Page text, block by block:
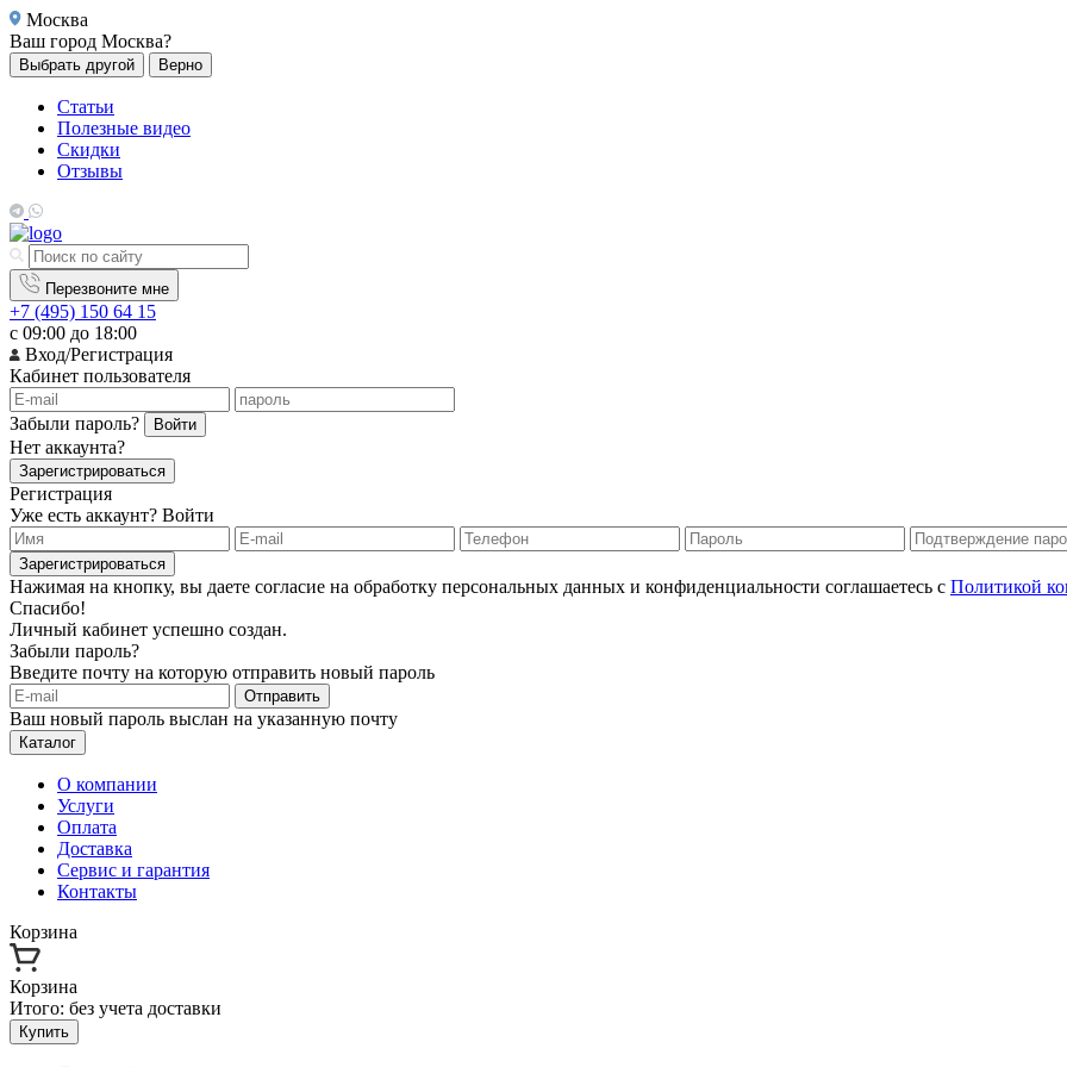
Москва
Ваш город Москва?
Выбрать другой Верно
Статьи
Полезные видео
Скидки
Отзывы
Перезвоните мне
+7 (495) 150 64 15
с 09:00 до 18:00
Вход/Регистрация
Кабинет пользователя
Забыли пароль? Войти
Нет аккаунта?
Зарегистрироваться
Регистрация
Уже есть аккаунт? Войти
Зарегистрироваться
Нажимая на кнопку, вы даете согласие на обработку персональных данных и конфиденциальности соглашаетесь с Политикой
Спасибо!
Личный кабинет успешно создан.
Забыли пароль?
Введите почту на которую отправить новый пароль
Отправить
Ваш новый пароль выслан на указанную почту
Каталог
О компании
Услуги
Оплата
Доставка
Сервис и гарантия
Контакты
Корзина
Корзина
Итого: без учета доставки
Купить